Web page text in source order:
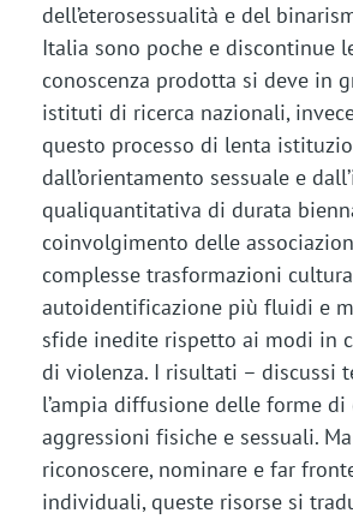
dell’eterosessualità e del
Italia sono poche e discontinue
conoscenza prodotta si deve in
istituti di ricerca nazionali,
questo processo di lenta
dall’orientamento sessuale e
qualiquantitativa di durata
coinvolgimento delle
complesse trasformazioni
autoidentificazione più fluidi e
sfide inedite rispetto ai modi in
di violenza. I risultati – discussi
l’ampia diffusione delle forme
aggressioni fisiche e sessuali.
riconoscere, nominare e far
individuali, queste risorse si